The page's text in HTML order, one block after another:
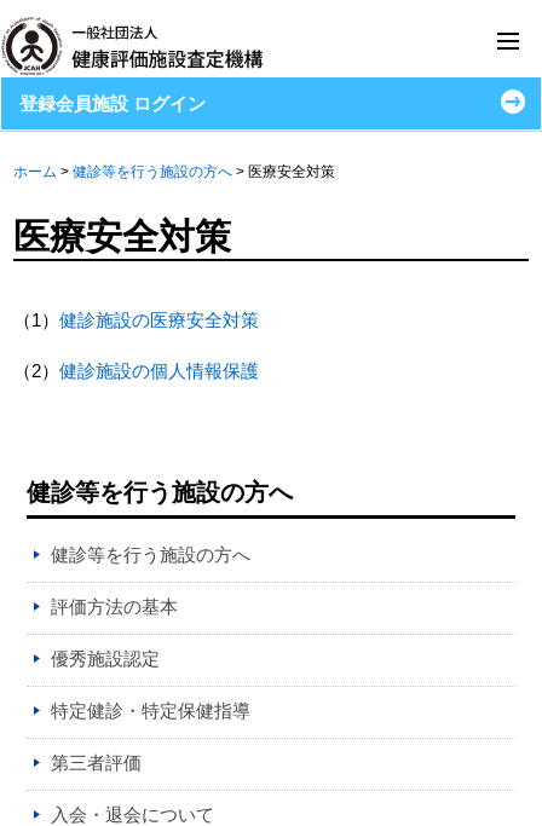
登録会員施設 ログイン
ホーム >健診等を行う施設の方へ > 医療安全対策
医療安全対策
（1）健診施設の医療安全対策
（2）健診施設の個人情報保護
健診等を行う施設の方へ
健診等を行う施設の方へ
評価方法の基本
優秀施設認定
特定健診・特定保健指導
第三者評価
入会・退会について